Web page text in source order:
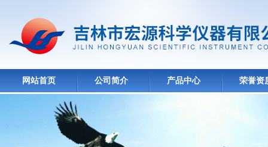
网站首页 公司简介 产品中心 荣誉资